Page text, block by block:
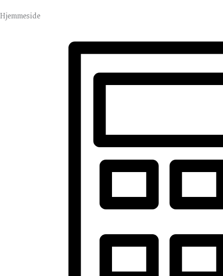
Hjemmeside